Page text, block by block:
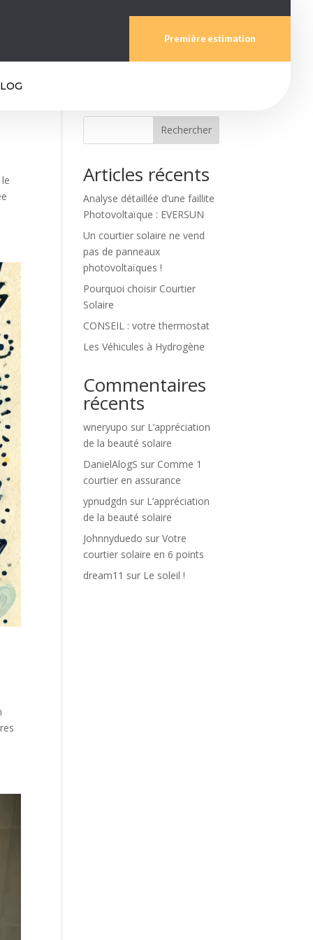
Première estimation
Rechercher
Articles récents
Analyse détaillée d’une faillite
Photovoltaïque : EVERSUN
Un courtier solaire ne vend
pas de panneaux
photovoltaïques !
Pourquoi choisir Courtier
Solaire
CONSEIL : votre thermostat
Les Véhicules à Hydrogène
Commentaires
récents
wneryupo sur L’appréciation
de la beauté solaire
DanielAlogS sur Comme 1
courtier en assurance
ypnudgdn sur L’appréciation
de la beauté solaire
Johnnyduedo surVotre
courtier solaire en 6 points
dream11 sur Le soleil !